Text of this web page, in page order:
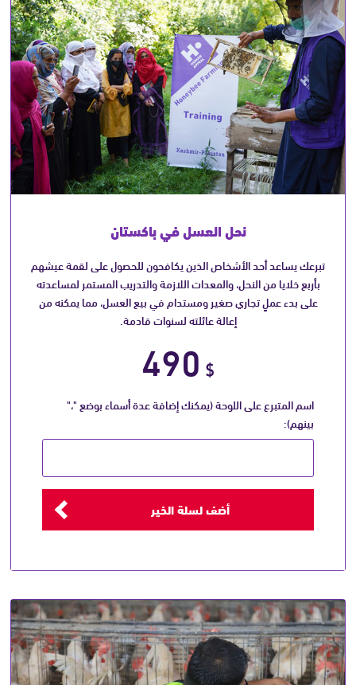
نحل العسل في باكستان
تبرعك يساعد أحد الأشخاص الذين يكافحون للحصول على لقمة عيشهم
بأربع خلايا من النحل، والمعدات اللازمة والتدريب المستمر لمساعدته
على بدء عملٍ تجاري صغير ومستدام في بيع العسل، مما يمكنه من
إعالة عائلته لسنوات قادمة.
$
490
اسم المتبرع على اللوحة (يمكنك إضافة عدة أسماء بوضع "،"
بينهم):
أضف لسلة الخير